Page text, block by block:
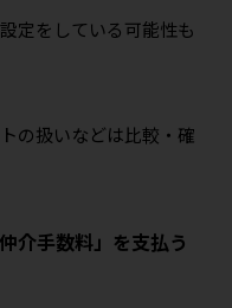
定をしている可能性も
の扱いなどは比較・確
介手数料」を支払う